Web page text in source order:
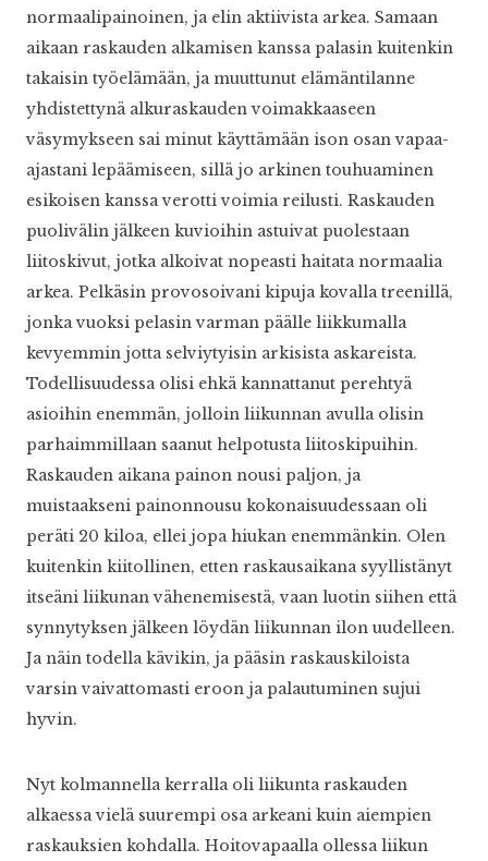
normaalipainoinen, ja elin aktiivista arkea. Samaan
aikaan raskauden alkamisen kanssa palasin kuitenkin
takaisin työelämään, ja muuttunut elämäntilanne
yhdistettynä alkuraskauden voimakkaaseen
väsymykseen sai minut käyttämään ison osan vapaa-
ajastani lepäämiseen, sillä jo arkinen touhuaminen
esikoisen kanssa verotti voimia reilusti. Raskauden
puolivälin jälkeen kuvioihin astuivat puolestaan
liitoskivut, jotka alkoivat nopeasti haitata normaalia
arkea. Pelkäsin provosoivani kipuja kovalla treenillä,
jonka vuoksi pelasin varman päälle liikkumalla
kevyemmin jotta selviytyisin arkisista askareista.
Todellisuudessa olisi ehkä kannattanut perehtyä
asioihin enemmän, jolloin liikunnan avulla olisin
parhaimmillaan saanut helpotusta liitoskipuihin.
Raskauden aikana painon nousi paljon, ja
muistaakseni painonnousu kokonaisuudessaan oli
peräti 20 kiloa, ellei jopa hiukan enemmänkin. Olen
kuitenkin kiitollinen, etten raskausaikana syyllistänyt
itseäni liikunan vähenemisestä, vaan luotin siihen että
synnytyksen jälkeen löydän liikunnan ilon uudelleen.
Ja näin todella kävikin, ja pääsin raskauskiloista
varsin vaivattomasti eroon ja palautuminen sujui
hyvin.
Nyt kolmannella kerralla oli liikunta raskauden
alkaessa vielä suurempi osa arkeani kuin aiempien
raskauksien kohdalla. Hoitovapaalla ollessa liikun